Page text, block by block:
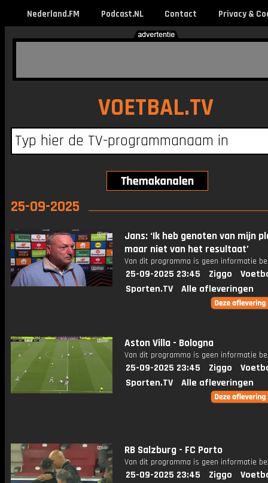
Nederland.FM Podcast.NL Contact Privacy &
VOETBAL.TV
25-09-2025
Jans: ‘Ik heb genoten van mijn
maar niet van het resultaat’
Van dit programma is geen informatie
25-09-2025 23:45 Ziggo
Sporten.TV
Alle afleveringen
Aston Villa - Bologna
Van dit programma is geen informatie
25-09-2025 23:45 Ziggo
Sporten.TV
Alle afleveringen
RB Salzburg - FC Porto
Van dit programma is geen informatie
25-09-2025 23:45 Ziggo